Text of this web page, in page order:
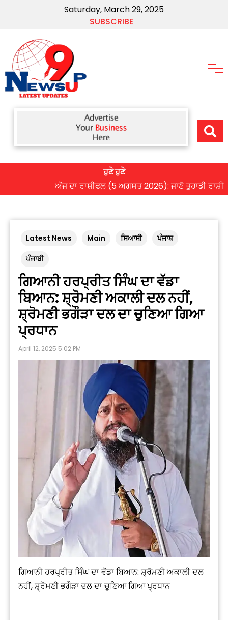
Saturday, March 29, 2025
SUBSCRIBE
ਹੁਣੇ ਹੁਣੇ
ਅੱਜ ਦਾ ਰਾਸ਼ੀਫਲ (5 ਅਗਸਤ 2026): ਜਾਣੋ ਤੁਹਾਡੀ ਰਾਸ਼ੀ ‘ਤੇ
Latest News Main ਸਿਆਸੀ ਪੰਜਾਬ
ਪੰਜਾਬੀ
ਗਿਆਨੀ ਹਰਪ੍ਰੀਤ ਸਿੰਘ ਦਾ ਵੱਡਾ
ਬਿਆਨ: ਸ਼੍ਰੋਮਣੀ ਅਕਾਲੀ ਦਲ ਨਹੀਂ,
ਸ਼੍ਰੋਮਣੀ ਭਗੌੜਾ ਦਲ ਦਾ ਚੁਣਿਆ ਗਿਆ
ਪ੍ਰਧਾਨ
April 12, 2025 5:02 PM
ਗਿਆਨੀ ਹਰਪ੍ਰੀਤ ਸਿੰਘ ਦਾ ਵੱਡਾ ਬਿਆਨ: ਸ਼੍ਰੋਮਣੀ ਅਕਾਲੀ ਦਲ
ਨਹੀਂ, ਸ਼੍ਰੋਮਣੀ ਭਗੌੜਾ ਦਲ ਦਾ ਚੁਣਿਆ ਗਿਆ ਪ੍ਰਧਾਨ